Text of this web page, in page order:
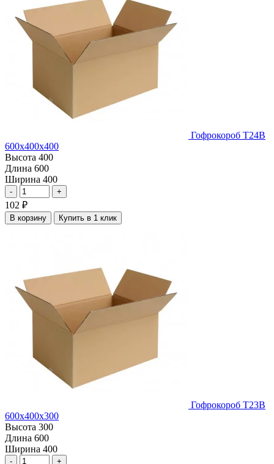
Гофрокороб Т24В
600х400х400
Высота 400
Длина 600
Ширина 400
- +
102 ₽
В корзину Купить в 1 клик
Гофрокороб Т23В
600х400х300
Высота 300
Длина 600
Ширина 400
- +